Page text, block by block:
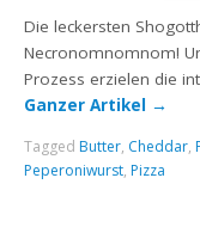
Die leckersten
Necronomnomnom!
Prozess erzielen die
Ganzer Artikel →
Tagged Butter, Cheddar,
Peperoniwurst, Pizza